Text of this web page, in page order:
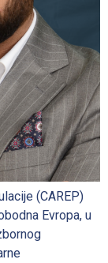
(CAREP)
Evropa, u